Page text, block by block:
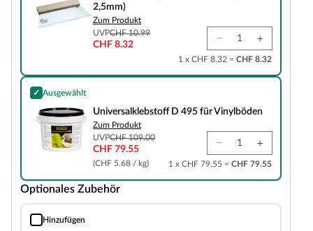
2,5mm)
Zum Produkt
UVPCHF 10.99
CHF 8.32
1 x CHF 8.32 = CHF 8.32
✓ Ausgewählt
Universalklebstoff D 495 für Vinylböden
Universalklebstoff D 495 für Vinylböden
Zum Produkt
UVPCHF 109.00
CHF 79.55
(CHF 5.68 / kg) 1 x CHF 79.55 = CHF 79.55
Optionales Zubehör
Hinzufügen
Vierkant Sockelleiste weiß streichfähig (MDF-Kern)